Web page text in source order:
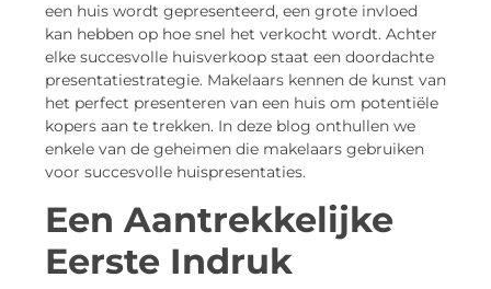
een huis wordt gepresenteerd, een grote invloed
kan hebben op hoe snel het verkocht wordt. Achter
elke succesvolle huisverkoop staat een doordachte
presentatiestrategie. Makelaars kennen de kunst van
het perfect presenteren van een huis om potentiële
kopers aan te trekken. In deze blog onthullen we
enkele van de geheimen die makelaars gebruiken
voor succesvolle huispresentaties.
Een Aantrekkelijke
Eerste Indruk